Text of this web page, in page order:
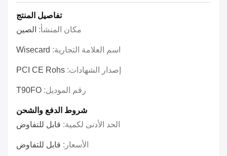
تفاصيل المنتج
مكان المنشأ: الصين
اسم العلامة التجارية: Wisecard
إصدار الشهادات: PCI CE Rohs
رقم الموديل: T90FO
شروط الدفع والشحن
الحد الأدنى لكمية: قابل للتفاوض
الأسعار: قابل للتفاوض